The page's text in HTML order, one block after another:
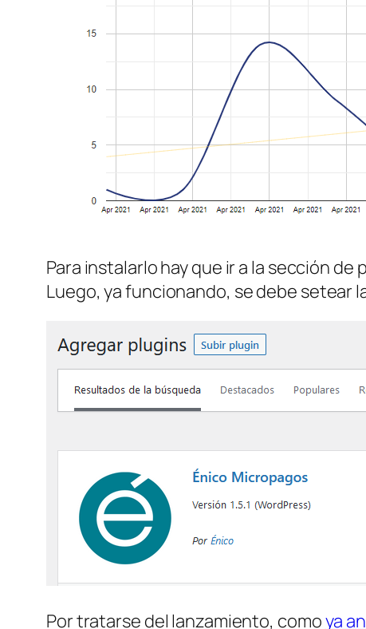
Para instalarlo hay que ir a la sección
Luego, ya funcionando, se debe setear
Por tratarse del lanzamiento, comoya